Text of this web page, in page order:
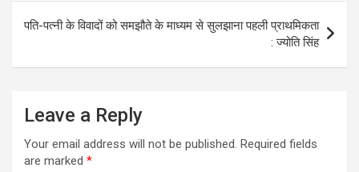
पति-पत्नी के विवादों को समझौते के माध्यम से सुलझाना पहली प्राथमिकता
: ज्योति सिंह
Leave a Reply
Your email address will not be published. Required fields
are marked *